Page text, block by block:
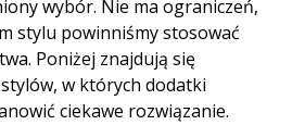
wybór. Nie ma ograniczeń,
stylu powinniśmy stosować
Poniżej znajdują się
w których dodatki
ciekawe rozwiązanie.